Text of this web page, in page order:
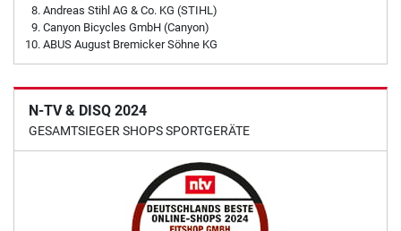
Andreas Stihl AG & Co. KG (STIHL)
Canyon Bicycles GmbH (Canyon)
ABUS August Bremicker Söhne KG
N-TV & DISQ 2024
GESAMTSIEGER SHOPS SPORTGERÄTE